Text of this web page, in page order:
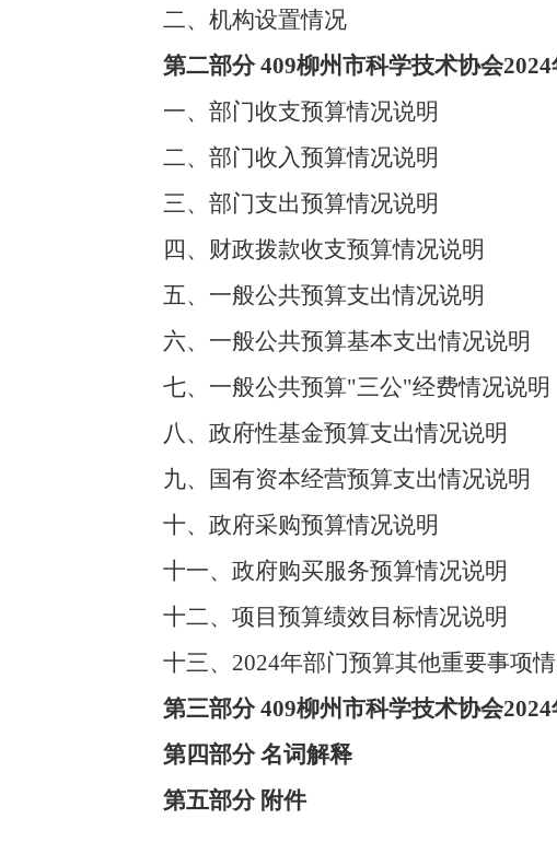
二、机构设置情况
第二部分 409柳州市科学技术协会
一、部门收支预算情况说明
二、部门收入预算情况说明
三、部门支出预算情况说明
四、财政拨款收支预算情况说明
五、一般公共预算支出情况说明
六、一般公共预算基本支出情况说明
七、一般公共预算"三公"经费情况说明
八、政府性基金预算支出情况说明
九、国有资本经营预算支出情况说明
十、政府采购预算情况说明
十一、政府购买服务预算情况说明
十二、项目预算绩效目标情况说明
十三、2024年部门预算其他重要事项
第三部分 409柳州市科学技术协会
第四部分 名词解释
第五部分 附件